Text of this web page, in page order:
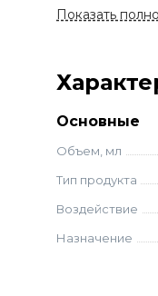
Показать
Основные
Объем, мл
Тип продукта
Воздействие
Назначение